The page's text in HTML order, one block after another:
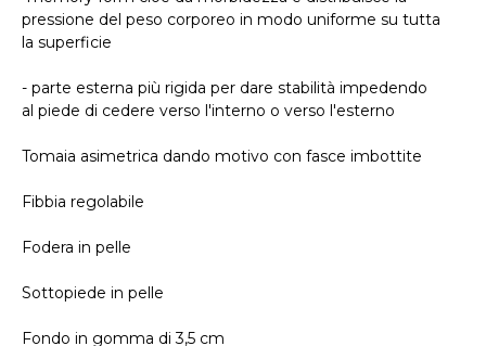
pressione del peso corporeo in modo uniforme su tutta
la superficie
- parte esterna più rigida per dare stabilità impedendo
al piede di cedere verso l'interno o verso l'esterno
Tomaia asimetrica dando motivo con fasce imbottite
Fibbia regolabile
Fodera in pelle
Sottopiede in pelle
Fondo in gomma di 3,5 cm